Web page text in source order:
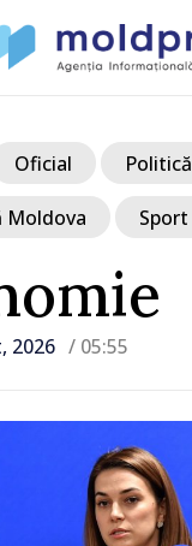
2026 / 05:55
Oficial Politică
Moldova Sport